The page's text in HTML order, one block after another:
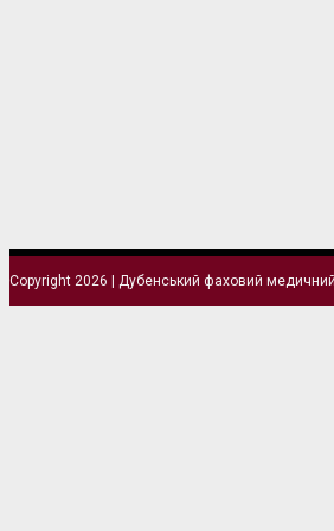
Copyright 2026 | Дубенський фаховий